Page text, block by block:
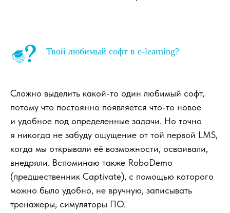
Твой любимый софт в e-learning?
Сложно выделить какой-то один любимый софт,
потому что постоянно появляется что-то новое
и удобное под определенные задачи. Но точно
я никогда не забуду ощущение от той первой LMS,
когда мы открывали её возможности, осваивали,
внедряли. Вспоминаю также RoboDemo
(предшественник Captivate), с помощью которого
можно было удобно, не вручную, записывать
тренажеры, симуляторы ПО.